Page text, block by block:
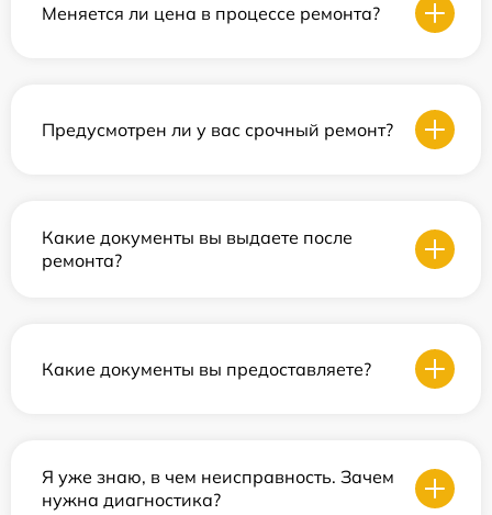
Меняется ли цена в процессе ремонта?
Предусмотрен ли у вас срочный ремонт?
Какие документы вы выдаете после
ремонта?
Какие документы вы предоставляете?
Я уже знаю, в чем неисправность. Зачем
нужна диагностика?